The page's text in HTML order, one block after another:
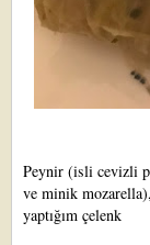
Peynir (isli cevizli
ve minik
yaptığım çelenk